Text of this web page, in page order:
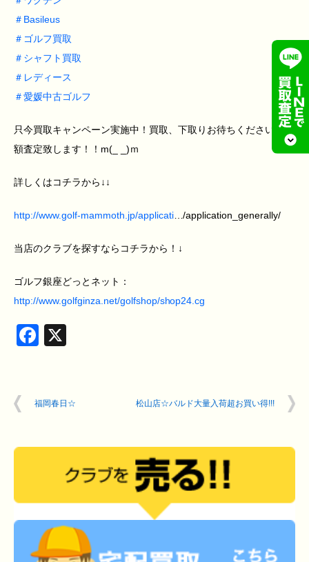
＃ Basileus
＃ ゴルフ買取
＃ シャフト買取
＃ レディース
＃愛媛中古ゴルフ
只今買取キャンペーン実施中！買取、下取りお待ちください！高
額査定致します！！m(_ _)ｍ
詳しくはコチラから↓↓
http://www.golf-mammoth.jp/applicati…/application_generally/
当店のクラブを探すならコチラから！↓
ゴルフ銀座どっとネット：
http://www.golfginza.net/golfshop/shop24.cg
Facebook
福岡春日☆ 松山店☆バルド大量入荷超お買い得!!!